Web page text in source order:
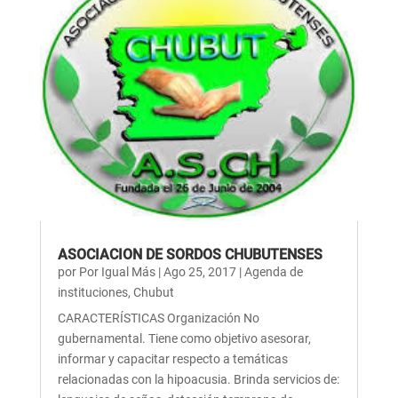
ASOCIACION DE SORDOS CHUBUTENSES
por Por Igual Más|Ago 25, 2017|Agenda de
instituciones, Chubut
CARACTERÍSTICAS Organización No
gubernamental. Tiene como objetivo asesorar,
informar y capacitar respecto a temáticas
relacionadas con la hipoacusia. Brinda servicios de: